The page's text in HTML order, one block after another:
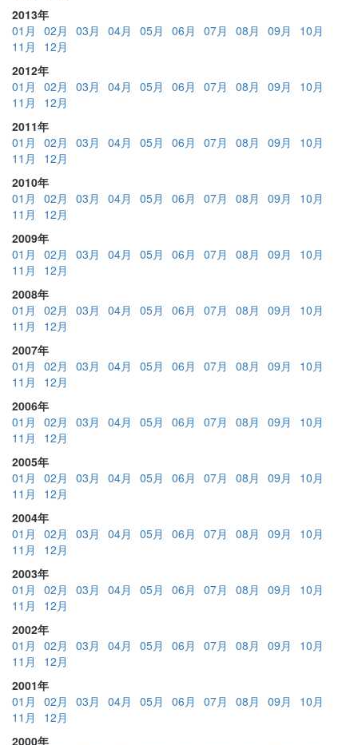
2013年
01月
02月 03月 04月 05月 06月 07月 08月 09月
10月
11月
12月
2012年
01月
02月 03月 04月 05月 06月 07月 08月 09月
10月
11月
12月
2011年
01月
02月 03月 04月 05月 06月 07月 08月 09月
10月
11月
12月
2010年
01月
02月 03月 04月 05月 06月 07月 08月 09月
10月
11月
12月
2009年
01月
02月 03月 04月 05月 06月 07月 08月 09月
10月
11月
12月
2008年
01月
02月 03月 04月 05月 06月 07月 08月 09月
10月
11月
12月
2007年
01月
02月 03月 04月 05月 06月 07月 08月 09月
10月
11月
12月
2006年
01月
02月 03月 04月 05月 06月 07月 08月 09月
10月
11月
12月
2005年
01月
02月 03月 04月 05月 06月 07月 08月 09月
10月
11月
12月
2004年
01月
02月 03月 04月 05月 06月 07月 08月 09月
10月
11月
12月
2003年
01月
02月 03月 04月 05月 06月 07月 08月 09月
10月
11月
12月
2002年
01月
02月 03月 04月 05月 06月 07月 08月 09月
10月
11月
12月
2001年
01月
02月 03月 04月 05月 06月 07月 08月 09月
10月
11月
12月
2000年